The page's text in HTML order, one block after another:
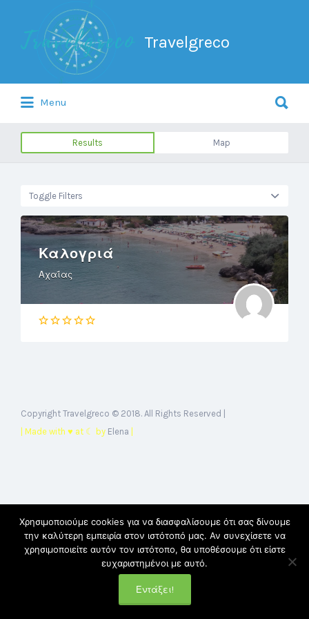
Travelgreco
Search
Menu
for:
Results Map
Toggle Filters
Καλογριά
Αχαΐας
Copyright Travelgreco © 2018. All Rights Reserved |
| Made with ♥ at ☾ by Elena
Χρησιμοποιούμε cookies για να διασφαλίσουμε ότι σας δίνουμε
την καλύτερη εμπειρία στον ιστότοπό μας. Αν συνεχίσετε να
χρησιμοποιείτε αυτόν τον ιστότοπο, θα υποθέσουμε ότι είστε
ευχαριστημένοι με αυτό.
Εντάξει!